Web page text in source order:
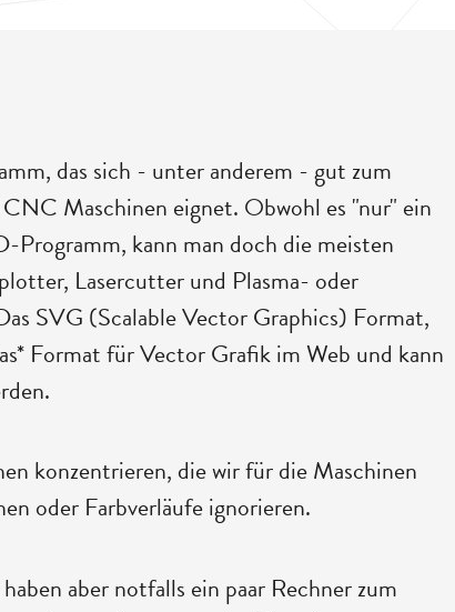
das sich - unter anderem - gut zum
Maschinen eignet. Obwohl es "nur" ein
kann man doch die meisten
Lasercutter und Plasma- oder
SVG (Scalable Vector Graphics) Format,
Format für Vector Grafik im Web und kann
konzentrieren, die wir für die Maschinen
oder Farbverläufe ignorieren.
aber notfalls ein paar Rechner zum